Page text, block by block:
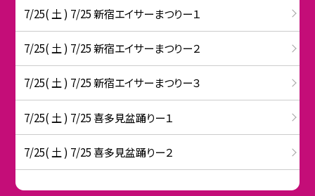
7/25( 土 ) 7/25 新宿エイサーまつりー１
7/25( 土 ) 7/25 新宿エイサーまつりー２
7/25( 土 ) 7/25 新宿エイサーまつりー３
7/25( 土 ) 7/25 喜多見盆踊りー１
7/25( 土 ) 7/25 喜多見盆踊りー２